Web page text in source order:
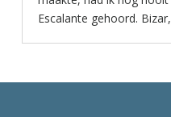
Escalante gehoord.